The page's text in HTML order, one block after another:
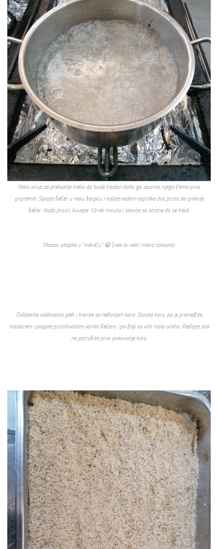
Kako sirup za prelivanje treba da bude hladan kada ga sipamo, njega ćemo prvo
pripremiti. Sipajte šećer u neku šerpicu i nalijte vodom otprilike dva prsta da prekrije
šećer. Kada provri, kuvajte 10-ak minuta i stavite sa strane da se hladi.
Maslac otopite u “mikriću” 😀 (neki bi rekli i mikro talasna).
Odaberite adekvatan pleh i krenite sa ređanjem kora. Stavite koru, pa je premažite
maslacem i pospite prstohvatom vanilin šećera i po želji sa vrlo malo oraha. Ređajte dok
ne potrošite prvo pakovanje kora.